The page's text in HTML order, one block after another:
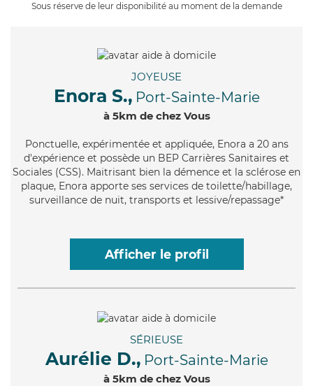
Sous réserve de leur disponibilité au moment de la demande
JOYEUSE
Enora S., Port-Sainte-Marie
à 5km de chez Vous
Ponctuelle, expérimentée et appliquée, Enora a 20 ans
d'expérience et possède un BEP Carrières Sanitaires et
Sociales (CSS). Maitrisant bien la démence et la sclérose en
plaque, Enora apporte ses services de toilette/habillage,
surveillance de nuit, transports et lessive/repassage*
Afficher le profil
SÉRIEUSE
Aurélie D., Port-Sainte-Marie
à 5km de chez Vous